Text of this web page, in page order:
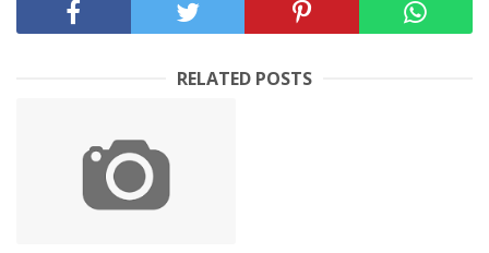
RELATED POSTS